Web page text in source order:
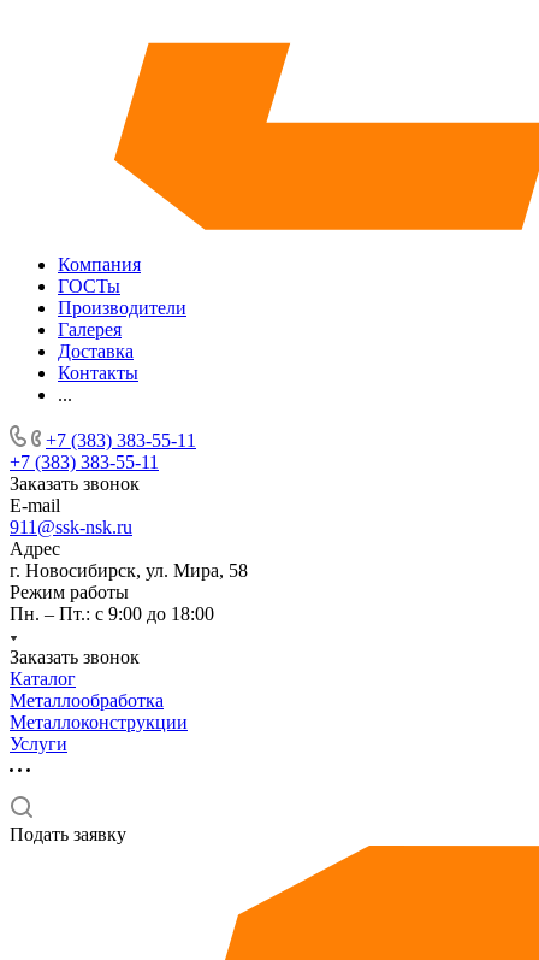
Компания
ГОСТы
Производители
Галерея
Доставка
Контакты
...
+7 (383) 383-55-11
+7 (383) 383-55-11
Заказать звонок
E-mail
911@ssk-nsk.ru
Адрес
г. Новосибирск, ул. Мира, 58
Режим работы
Пн. – Пт.: с 9:00 до 18:00
Заказать звонок
Каталог
Металлообработка
Металлоконструкции
Услуги
Подать заявку